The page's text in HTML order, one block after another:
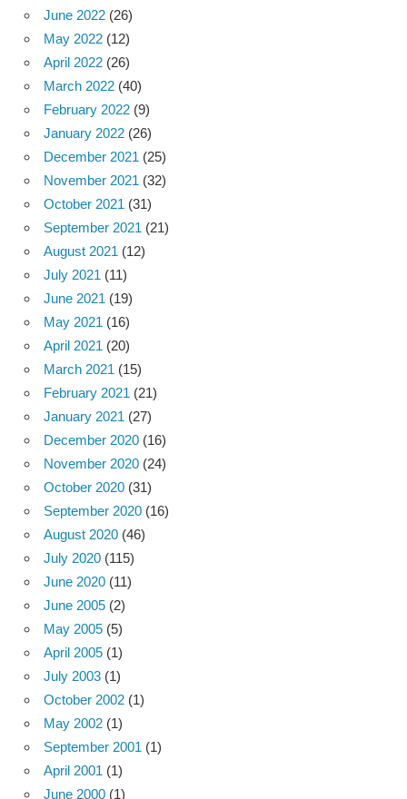
June 2022 (26)
May 2022 (12)
April 2022 (26)
March 2022 (40)
February 2022 (9)
January 2022 (26)
December 2021 (25)
November 2021 (32)
October 2021 (31)
September 2021 (21)
August 2021 (12)
July 2021 (11)
June 2021 (19)
May 2021 (16)
April 2021 (20)
March 2021 (15)
February 2021 (21)
January 2021 (27)
December 2020 (16)
November 2020 (24)
October 2020 (31)
September 2020 (16)
August 2020 (46)
July 2020 (115)
June 2020 (11)
June 2005 (2)
May 2005 (5)
April 2005 (1)
July 2003 (1)
October 2002 (1)
May 2002 (1)
September 2001 (1)
April 2001 (1)
June 2000 (1)